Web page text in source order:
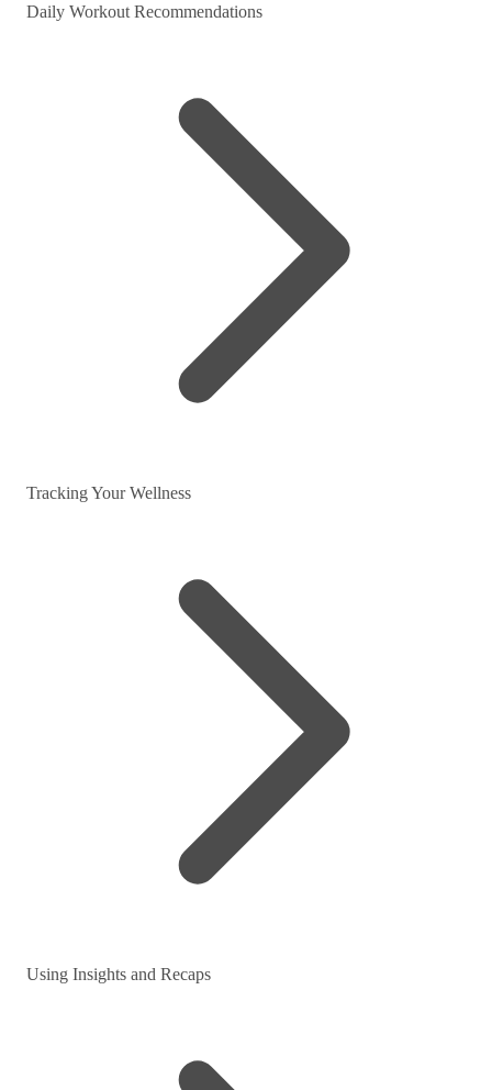
Daily Workout Recommendations
Tracking Your Wellness
Using Insights and Recaps